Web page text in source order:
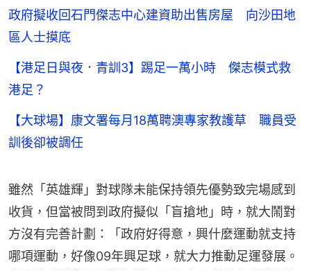
政府擬收回石門傑志中心建資助出售房屋 向沙田地
區人士摸底
【港足日與夜．青訓3】踢足一萬小時 傑志模式救
港足？
【大球場】康文署每月18萬聘澳專家教護草 職員受
訓後卻被調任
雖然「英雄輝」對球隊未能保持領先優勢致完場感到
收貨，但當被問到政府擬似「盲搶地」時，就大鬧對
方沒有完善計劃：「政府好得意，興什麼運動就支持
哪項運動，好像09年興足球，就大力推動足運發展。